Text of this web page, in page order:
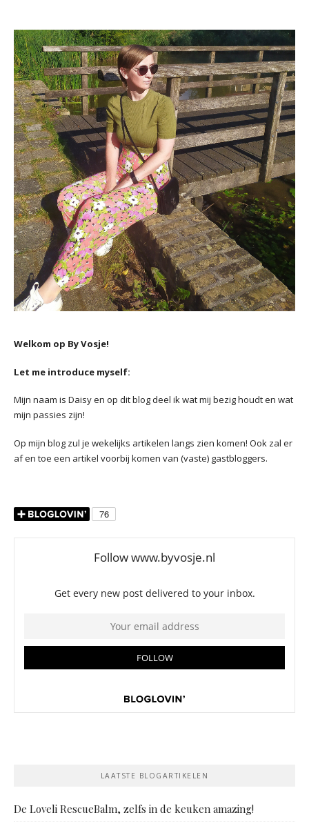
Welkom op By Vosje!
Let me introduce myself:
Mijn naam is Daisy en op dit blog deel ik wat mij bezig houdt en wat
mijn passies zijn!
Op mijn blog zul je wekelijks artikelen langs zien komen! Ook zal er
af en toe een artikel voorbij komen van (vaste) gastbloggers.
LAATSTE BLOGARTIKELEN
De Loveli RescueBalm, zelfs in de keuken amazing!